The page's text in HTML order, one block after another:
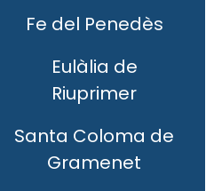
Fe del Penedès
Eulàlia de
Riuprimer
Santa Coloma de
Gramenet